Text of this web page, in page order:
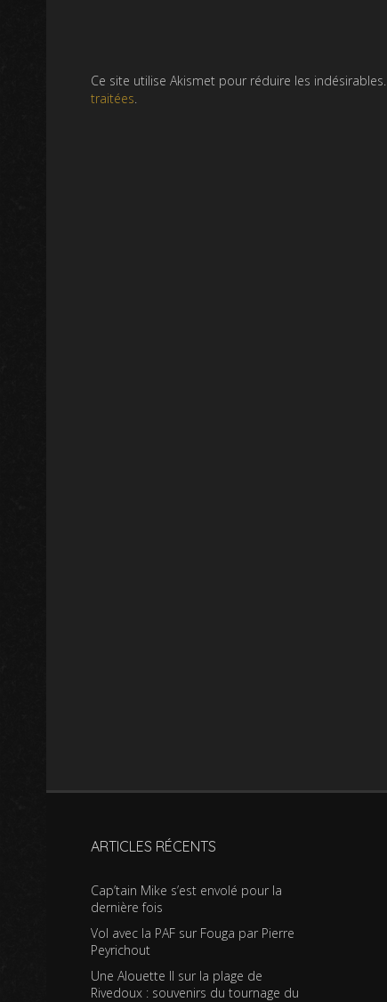
Ce site utilise Akismet pour réduire les indésirables.
traitées.
ARTICLES RÉCENTS
Cap’tain Mike s’est envolé pour la
dernière fois
Vol avec la PAF sur Fouga par Pierre
Peyrichout
Une Alouette II sur la plage de
Rivedoux : souvenirs du tournage du